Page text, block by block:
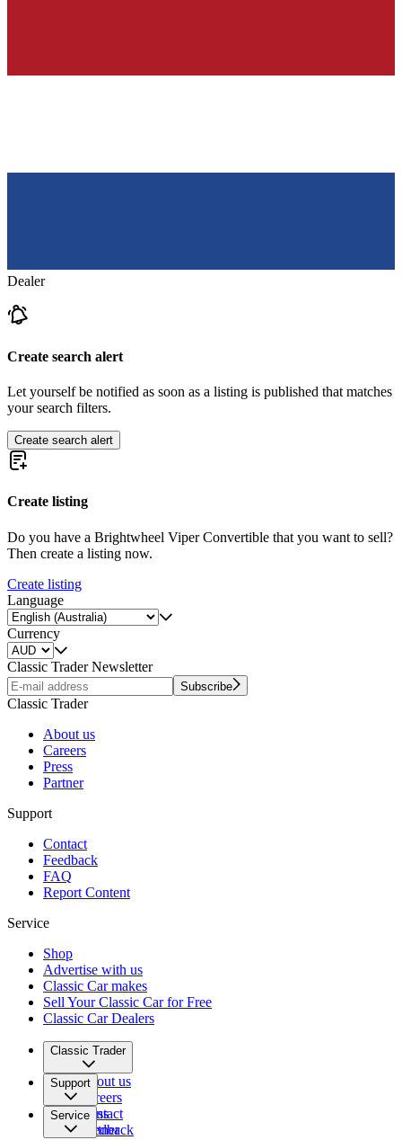
Dealer
Create search alert
Let yourself be notified as soon as a listing is published that matches
your search filters.
Create search alert
Create listing
Do you have a Brightwheel Viper Convertible that you want to sell?
Then create a listing now.
Create listing
Language
Currency
Classic Trader Newsletter
Subscribe
Classic Trader
About us
Careers
Press
Partner
Support
Contact
Feedback
FAQ
Report Content
Service
Shop
Advertise with us
Classic Car makes
Sell Your Classic Car for Free
Classic Car Dealers
Classic Trader
About us
Careers
Press
Partner
Support
Contact
Feedback
Service